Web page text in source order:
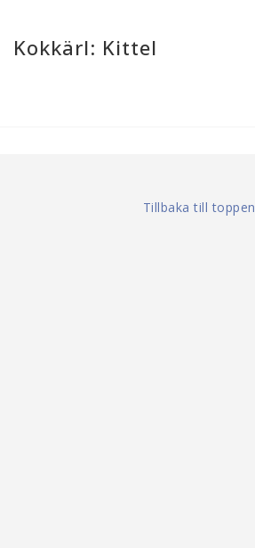
Kokkärl: Kittel
Tillbaka till toppen